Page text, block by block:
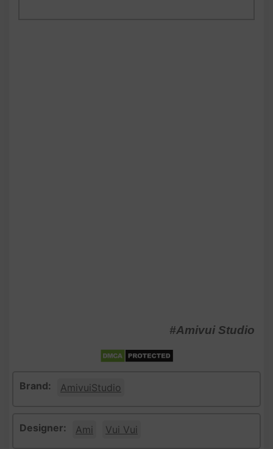
#Amivui Studio
Brand: AmivuiStudio
Designer: Ami Vui Vui